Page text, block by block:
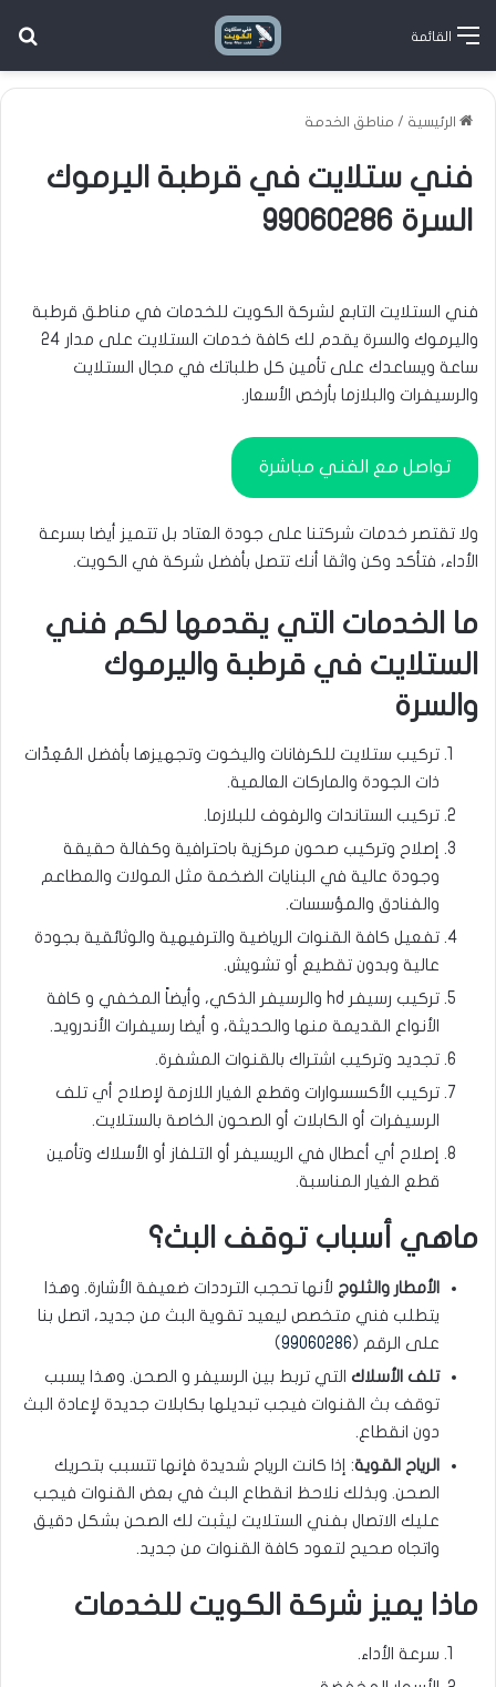
القائمة
إن فني الستلايت التابع لشركة الكويت للخدمات في مناطق قرطبة واليرموك والسرة
يقدم لك كافة خدمات الستلايت على مدار 24 ساعة ويساعدك على تأمين كل طلباتك
في مجال الستلايت والرسيفرات والبلازما بأرخص الأسعار،
الرئيسية / مناطق الخدمة
فني ستلايت في قرطبة اليرموك
السرة 99060286
فني الستلايت التابع لشركة الكويت للخدمات في مناطق قرطبة
واليرموك والسرة يقدم لك كافة خدمات الستلايت على مدار 24
ساعة ويساعدك على تأمين كل طلباتك في مجال الستلايت
والرسيفرات والبلازما بأرخص الأسعار.
تواصل مع الفني مباشرة
ولا تقتصر خدمات شركتنا على جودة العتاد بل تتميز أيضا بسرعة
الأداء، فتأكد وكن واثقا أنك تتصل بأفضل شركة في الكويت.
ما الخدمات التي يقدمها لكم فني
الستلايت في قرطبة واليرموك
والسرة
تركيب ستلايت للكرفانات واليخوت وتجهيزها بأفضل المُعِدَّات
ذات الجودة والماركات العالمية.
تركيب الستاندات والرفوف للبلازما.
إصلاح وتركيب صحون مركزية باحترافية وكفالة حقيقة
وجودة عالية في البنايات الضخمة مثل المولات والمطاعم
والفنادق والمؤسسات.
تفعيل كافة القنوات الرياضية والترفيهية والوثائقية بجودة
عالية وبدون تقطيع أو تشويش.
تركيب رسيفر hd والرسيفر الذكي، وأيضاً المخفي و كافة
الأنواع القديمة منها والحديثة، و أيضا رسيفرات الأندرويد.
تجديد وتركيب اشتراك بالقنوات المشفرة.
تركيب الأكسسوارات وقطع الغيار اللازمة لإصلاح أي تلف
الرسيفرات أو الكابلات أو الصحون الخاصة بالستلايت.
إصلاح أي أعطال في الريسيفر أو التلفاز أو الأسلاك وتأمين
قطع الغيار المناسبة.
ماهي أسباب توقف البث؟
الأمطار والثلوج لأنها تحجب الترددات ضعيفة الأشارة. وهذا
يتطلب فني متخصص ليعيد تقوية البث من جديد، اتصل بنا
على الرقم (99060286
)
تلف الأسلاك التي تربط بين الرسيفر و الصحن. وهذا يسبب
توقف بث القنوات فيجب تبديلها بكابلات جديدة لإعادة البث
دون انقطاع.
الرياح القوية: إذا كانت الرياح شديدة فإنها تتسبب بتحريك
الصحن. وبذلك نلاحظ انقطاع البث في بعض القنوات فيجب
عليك الاتصال بفني الستلايت ليثبت لك الصحن بشكل دقيق
واتجاه صحيح لتعود كافة القنوات من جديد.
ماذا يميز شركة الكويت للخدمات
سرعة الأداء.